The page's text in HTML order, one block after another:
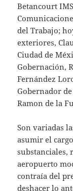
Betancourt
del Trabajo;
exteriores,
Ciudad de
Gobernación,
Fernández
Gobernador
Ramon de la
Son variadas
asumir el
substanciales,
aeropuerto
contraía del
deshacer lo